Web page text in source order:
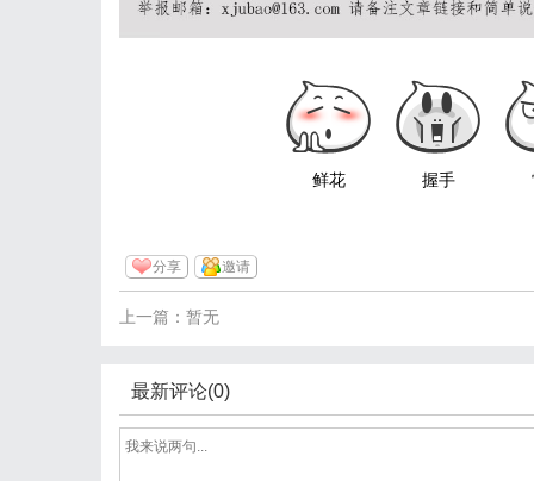
鲜花 握手
分享 邀请
上一篇：暂无
最新评论(0)